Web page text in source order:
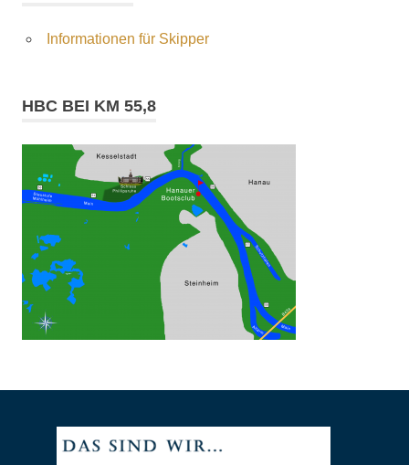
Informationen für Skipper
HBC BEI KM 55,8